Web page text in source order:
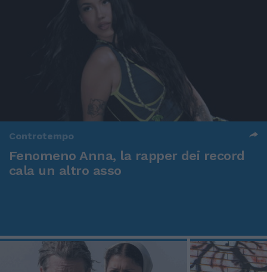
Controtempo
Fenomeno Anna, la rapper dei record
cala un altro asso